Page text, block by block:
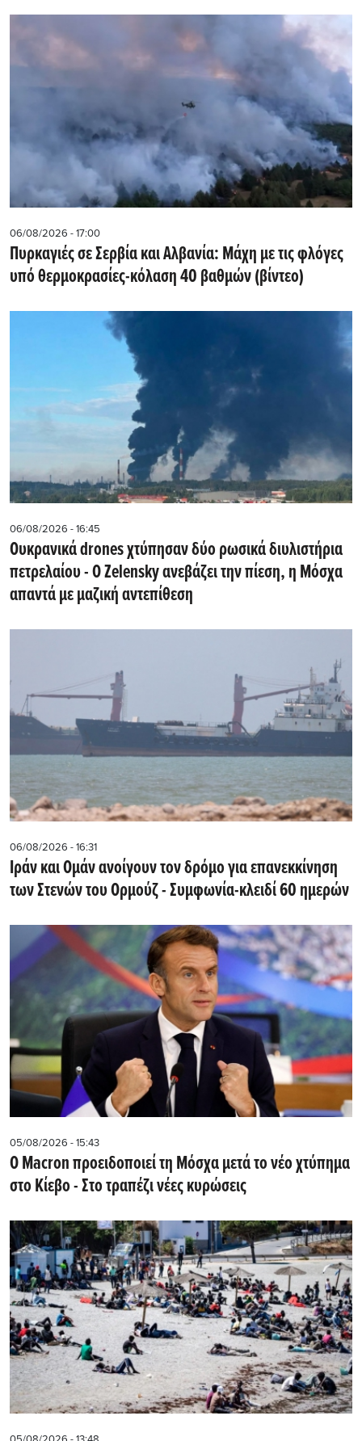
06/08/2026 - 17:00
Πυρκαγιές σε Σερβία και Αλβανία: Μάχη με τις φλόγες
υπό θερμοκρασίες-κόλαση 40 βαθμών (βίντεο)
06/08/2026 - 16:45
Ουκρανικά drones χτύπησαν δύο ρωσικά διυλιστήρια
πετρελαίου - Ο Zelensky ανεβάζει την πίεση, η Μόσχα
απαντά με μαζική αντεπίθεση
06/08/2026 - 16:31
Ιράν και Ομάν ανοίγουν τον δρόμο για επανεκκίνηση
των Στενών του Ορμούζ - Συμφωνία-κλειδί 60 ημερών
05/08/2026 - 15:43
Ο Macron προειδοποιεί τη Μόσχα μετά το νέο χτύπημα
στο Κίεβο - Στο τραπέζι νέες κυρώσεις